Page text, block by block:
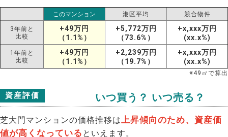
このマンション 港区平均 競合物件
3年前と
比較
+49万円
（1.1%）
+5,772万円
（73.6%）
+x,xxx万円
(xx.x%)
1年前と
比較
+49万円
（1.1%）
+2,239万円
（19.7%）
+x,xxx万円
(xx.x%)
※49 ㎡で算出
資産評価 いつ買う？ いつ売る？
芝大門マンションの価格推移は 上昇傾向のため、資産価
値が高くなっている といえます。